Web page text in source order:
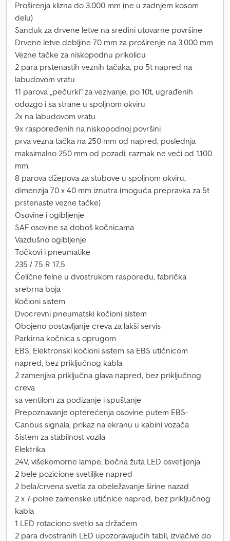
Proširenja klizna do 3.000 mm (ne u zadnjem kosom
delu)
Sanduk za drvene letve na sredini utovarne površine
Drvene letve debljine 70 mm za proširenje na 3.000 mm
Vezne tačke za niskopodnu prikolicu
2 para prstenastih veznih tačaka, po 5t napred na
labudovom vratu
11 parova „pečurki” za vezivanje, po 10t, ugrađenih
odozgo i sa strane u spoljnom okviru
2x na labudovom vratu
9x raspoređenih na niskopodnoj površini
prva vezna tačka na 250 mm od napred, poslednja
maksimalno 250 mm od pozadi, razmak ne veći od 1.100
mm
8 parova džepova za stubove u spoljnom okviru,
dimenzija 70 x 40 mm iznutra (moguća prepravka za 5t
prstenaste vezne tačke)
Osovine i ogibljenje
SAF osovine sa doboš kočnicama
Vazdušno ogibljenje
Točkovi i pneumatike
235 / 75 R 17,5
Čelične felne u dvostrukom rasporedu, fabrička
srebrna boja
Kočioni sistem
Dvocrevni pneumatski kočioni sistem
Obojeno postavljanje creva za lakši servis
Parkirna kočnica s oprugom
EBS, Elektronski kočioni sistem sa EBS utičnicom
napred, bez priključnog kabla
2 zamenjiva priključna glava napred, bez priključnog
creva
sa ventilom za podizanje i spuštanje
Prepoznavanje opterećenja osovine putem EBS-
Canbus signala, prikaz na ekranu u kabini vozača
Sistem za stabilnost vozila
Elektrika
24V, višekomorne lampe, bočna žuta LED osvetljenja
2 bele pozicione svetiljke napred
2 bela/crvena svetla za obeležavanje širine nazad
2 x 7-polne zamenske utičnice napred, bez priključnog
kabla
1 LED rotaciono svetlo sa držačem
2 para dvostranih LED upozoravajućih tabli, izvlačive do